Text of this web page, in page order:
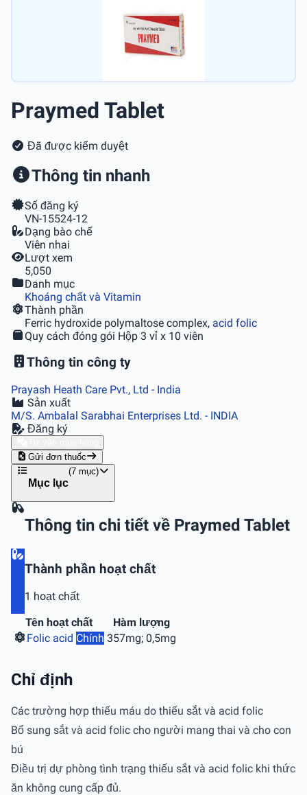
Praymed Tablet
Đã được kiểm duyệt
Thông tin nhanh
Số đăng ký
VN-15524-12
Dạng bào chế
Viên nhai
Lượt xem
5,050
Danh mục
Khoáng chất và Vitamin
Thành phần
Ferric hydroxide polymaltose complex, acid folic
Quy cách đóng gói Hộp 3 vỉ x 10 viên
Thông tin công ty
Prayash Heath Care Pvt., Ltd - India
Sản xuất
M/S. Ambalal Sarabhai Enterprises Ltd. - INDIA
Đăng ký
Gửi đơn thuốc
Mục lục
(7 mục)
Thông tin chi tiết về Praymed Tablet
Thành phần hoạt chất
1 hoạt chất
Tên hoạt chất
Hàm lượng
Folic acid Chính 357mg; 0,5mg
Chỉ định
Các trường hợp thiếu máu do thiếu sắt và acid folic
Bổ sung sắt và acid folic cho người mang thai và cho con
bú
Điều trị dự phòng tình trạng thiếu sắt và acid folic khi thức
ăn không cung cấp đủ.